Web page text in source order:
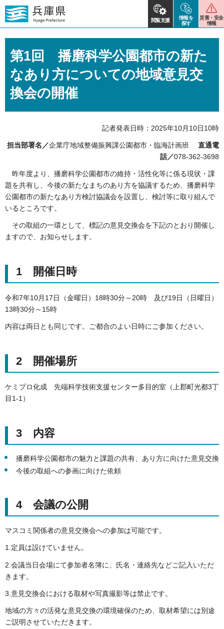
閲覧支援
情報を
探す
災害・安全
情報
第1回 播磨科学公園都市の新た
なあり方についての地域意見交
換会の開催
記者発表日時：2025年10月10日10時
担当部署名／企業庁地域整備振興課公園都市・臨海計画班 直通電
話／078-362-3698
昨年度より、播磨科学公園都市の維持・活性化等に係る現状・課
題を共有し、今後の新たなまちのあり方を協議するため、播磨科学
公園都市の新たなあり方検討協議会を設置し、検討等に取り組んで
いるところです。
その取組の一環として、標記の意見交換会を下記のとおり開催し
ますので、お知らせします。
1 開催日時
令和7年10月17日（金曜日）18時30分～20時 及び19日（日曜日）
13時30分～15時
内容は両日とも同じです。ご都合のよい日時にご参加ください。
2 開催場所
ケミプロ化成 先端科学技術支援センター多目的室（上郡町光都3丁
目1-1）
3 内容
播磨科学公園都市の魅力と課題の共有、あり方に向けた意見交換
今後の取組への参画に向けた依頼
4 会議の公開
マスコミ関係者の意見交換会への参加は可能です。
1.定員は設けていません。
2.会議当日会場にて参加者名簿に、氏名・連絡先などご記入いただ
きます。
3.意見交換会における取材や写真撮影等は禁止です。
地域の方々の活発な意見交換の環境確保のため、取材希望には別途
ご説明させていただきます。